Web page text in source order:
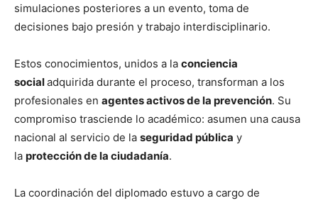
simulaciones posteriores a un evento, toma de
decisiones bajo presión y trabajo interdisciplinario.
Estos conocimientos, unidos a la conciencia
socialadquirida durante el proceso, transforman a los
profesionales en agentes activos de la prevención. Su
compromiso trasciende lo académico: asumen una causa
nacional al servicio de la seguridad pública y
la protección de la ciudadanía.
La coordinación del diplomado estuvo a cargo de